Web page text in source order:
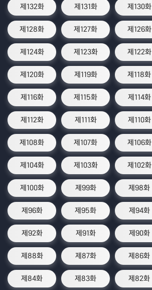
제132화 제131화 제130화
제128화 제127화 제126화
제124화 제123화 제122화
제120화 제119화 제118화
제116화 제115화 제114화
제112화 제111화 제110화
제108화 제107화 제106화
제104화 제103화 제102화
제100화 제99화 제98화
제96화 제95화 제94화
제92화 제91화 제90화
제88화 제87화 제86화
제84화 제83화 제82화